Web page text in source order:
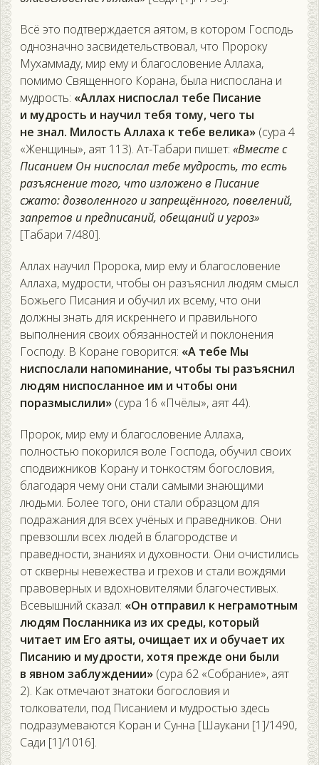
Всё это подтверждается аятом, в котором Господь
однозначно засвидетельствовал, что Пророку
Мухаммаду, мир ему и благословение Аллаха,
помимо Священного Корана, была ниспослана и
мудрость: «Аллах ниспослал тебе Писание
и мудрость и научил тебя тому, чего ты
не знал. Милость Аллаха к тебе велика» (сура 4
«Женщины», аят 113). Ат-Табари пишет: «Вместе с
Писанием Он ниспослал тебе мудрость, то есть
разъяснение того, что изложено в Писание
сжато: дозволенного и запрещённого, повелений,
запретов и предписаний, обещаний и угроз»
[Табари 7/480].
Аллах научил Пророка, мир ему и благословение
Аллаха, мудрости, чтобы он разъяснил людям смысл
Божьего Писания и обучил их всему, что они
должны знать для искреннего и правильного
выполнения своих обязанностей и поклонения
Господу. В Коране говорится: «А тебе Мы
ниспослали напоминание, чтобы ты разъяснил
людям ниспосланное им и чтобы они
поразмыслили» (сура 16 «Пчёлы», аят 44).
Пророк, мир ему и благословение Аллаха,
полностью покорился воле Господа, обучил своих
сподвижников Корану и тонкостям богословия,
благодаря чему они стали самыми знающими
людьми. Более того, они стали образцом для
подражания для всех учёных и праведников. Они
превзошли всех людей в благородстве и
праведности, знаниях и духовности. Они очистились
от скверны невежества и грехов и стали вождями
правоверных и вдохновителями благочестивых.
Всевышний сказал: «Он отправил к неграмотным
людям Посланника из их среды, который
читает им Его аяты, очищает их и обучает их
Писанию и мудрости, хотя прежде они были
в явном заблуждении» (сура 62 «Собрание», аят
2). Как отмечают знатоки богословия и
толкователи, под Писанием и мудростью здесь
подразумеваются Коран и Сунна [Шаукани [1]/1490,
Сади [1]/1016].